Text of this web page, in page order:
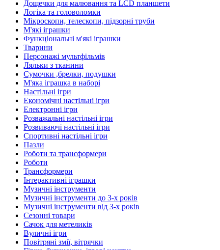
Дощечки для малювання та LCD планшети
Логіка та головоломки
Мікроскопи, телескопи, підзорні труби
М'які іграшки
Функціональні м'які іграшки
Тварини
Персонажі мультфільмів
Ляльки з тканини
Сумочки ,брелки, подушки
М'яка іграшка в наборі
Настільні ігри
Економічні настільні ігри
Електронні ігри
Розважальні настільні ігри
Розвиваючі настільні ігри
Спортивні настільні ігри
Пазли
Роботи та трансформери
Роботи
Трансформери
Інтерактивні іграшки
Музичні інструменти
Музичні інструменти до 3-х років
Музичні інструменти від 3-х років
Сезонні товари
Сачок для метеликів
Вуличні ігри
Повітряні змії, вітрячки